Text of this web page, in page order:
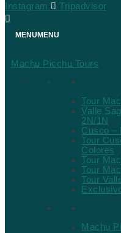
Instagram
Tripadvisor
MENU MENU
Machu Picchu Tours
Tour
Valle
2N/1N
Cusco –
Tour
Colores
Tour
Tour
Tour
Machu